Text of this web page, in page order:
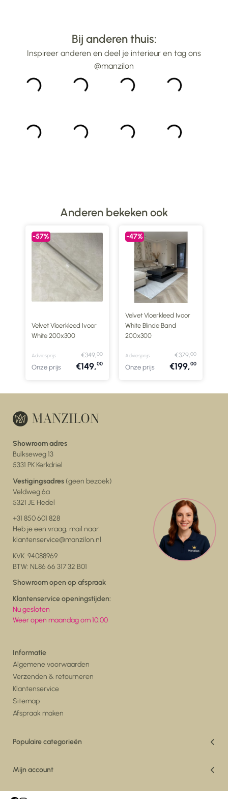
Bij anderen thuis:
Inspireer anderen en deel je interieur en tag ons
@manzilon
Anderen bekeken ook
-57%
Velvet Vloerkleed Ivoor
White 200x300
Adviesprijs €349,00
Onze prijs €149,00
-47%
Velvet Vloerkleed Ivoor
White Blinde Band
200x300
Adviesprijs €379,00
Onze prijs €199,00
Showroom adres
Bulkseweg 13
5331 PK Kerkdriel
Vestigingsadres (geen bezoek)
Veldweg 6a
5321 JE Hedel
+31 850 601 828
Heb je een vraag, mail naar
klantenservice@manzilon.nl
KVK: 94088969
BTW: NL86 66 317 32 B01
Showroom open op afspraak
Klantenservice openingstijden:
Nu gesloten
Weer open maandag om 10:00
Informatie
Algemene voorwaarden
Verzenden & retourneren
Klantenservice
Sitemap
Afspraak maken
Populaire categorieën
Woonkamer
Vloerkleden
Mijn account
Mijn bestellingen